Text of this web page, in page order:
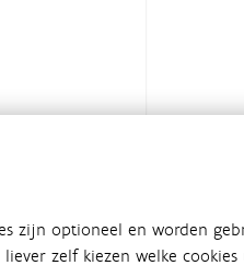
zijn optioneel en worden
zelf kiezen welke cookies